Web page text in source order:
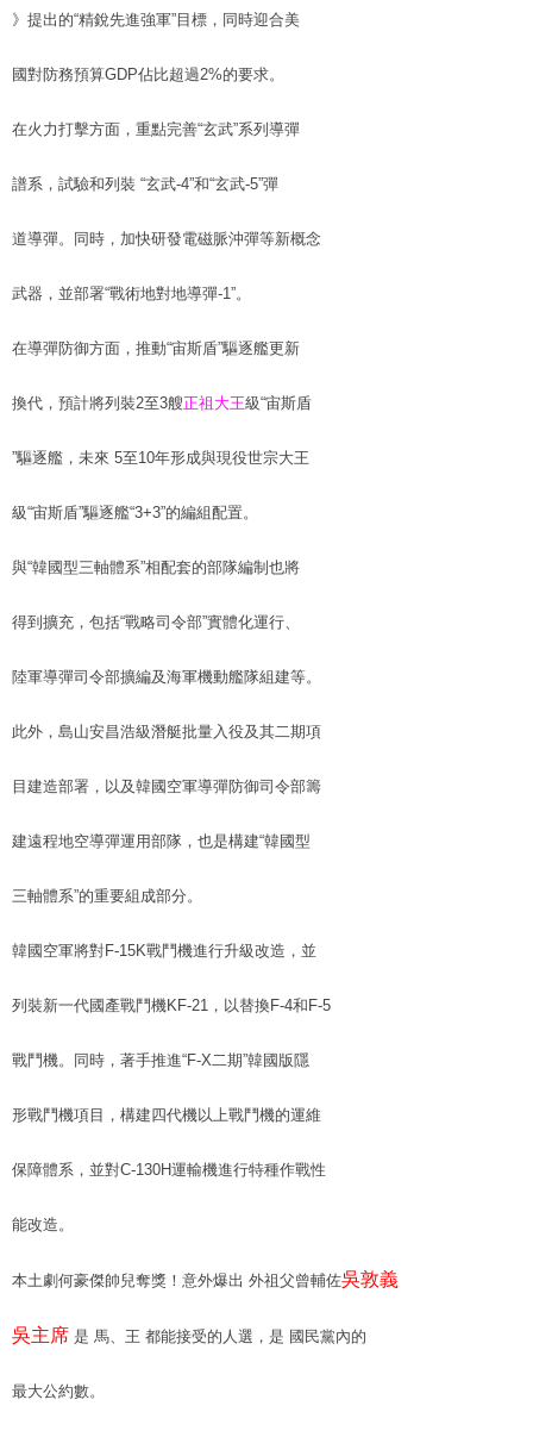
》提出的“精銳先進強軍”目標，同時迎合美
國對防務預算GDP佔比超過2%的要求。
在火力打擊方面，重點完善“玄武”系列導彈
譜系，試驗和列裝 “玄武-4”和“玄武-5”彈
道導彈。同時，加快研發電磁脈沖彈等新概念
武器，並部署“戰術地對地導彈-1”。
在導彈防御方面，推動“宙斯盾”驅逐艦更新
換代，預計將列裝2至3艘正祖大王級“宙斯盾
”驅逐艦，未來 5至10年形成與現役世宗大王
級“宙斯盾”驅逐艦“3+3”的編組配置。
與“韓國型三軸體系”相配套的部隊編制也將
得到擴充，包括“戰略司令部”實體化運行、
陸軍導彈司令部擴編及海軍機動艦隊組建等。
此外，島山安昌浩級潛艇批量入役及其二期項
目建造部署，以及韓國空軍導彈防御司令部籌
建遠程地空導彈運用部隊，也是構建“韓國型
三軸體系”的重要組成部分。
韓國空軍將對F-15K戰鬥機進行升級改造，並
列裝新一代國產戰鬥機KF-21，以替換F-4和F-5
戰鬥機。同時，著手推進“F-X二期”韓國版隱
形戰鬥機項目，構建四代機以上戰鬥機的運維
保障體系，並對C-130H運輸機進行特種作戰性
能改造。
本土劇何豪傑帥兒奪獎！意外爆出 外祖父曾輔佐吳敦義
吳主席 是 馬、王 都能接受的人選，是 國民黨內的
最大公約數。